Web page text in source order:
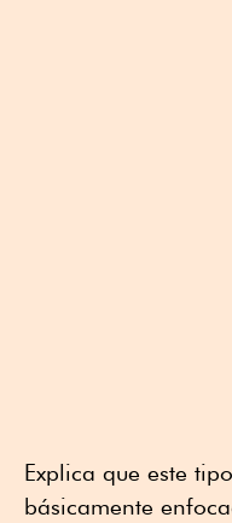
Explica que este
básicamente